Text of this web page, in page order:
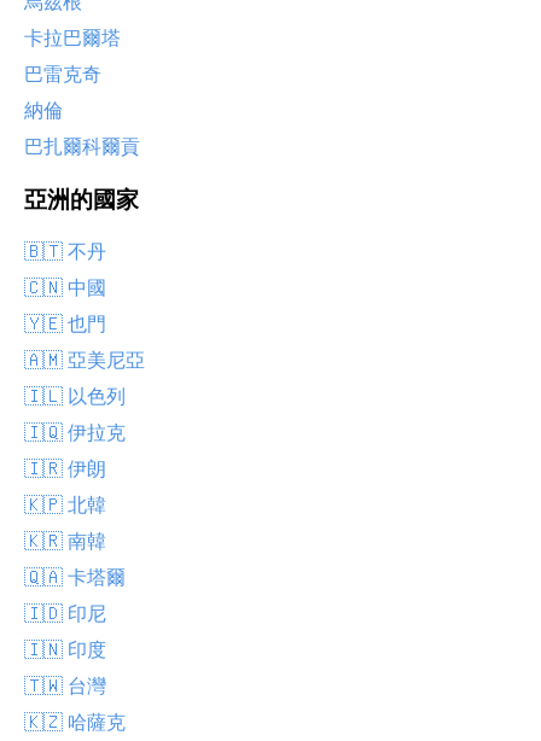
卡拉巴爾塔
巴雷克奇
納倫
巴扎爾科爾貢
亞洲的國家
🇧🇹 不丹
🇨🇳 中國
🇾🇪 也門
🇦🇲 亞美尼亞
🇮🇱 以色列
🇮🇶 伊拉克
🇮🇷 伊朗
🇰🇵 北韓
🇰🇷 南韓
🇶🇦 卡塔爾
🇮🇩 印尼
🇮🇳 印度
🇹🇼 台灣
🇰🇿 哈薩克